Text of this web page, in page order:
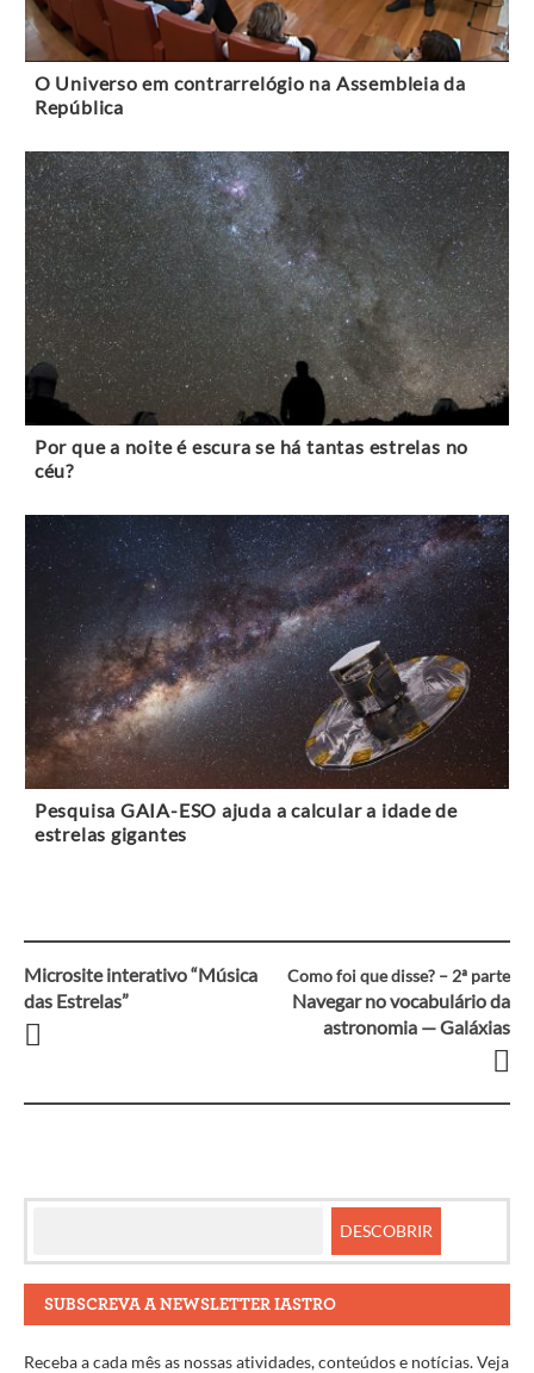
O Universo em contrarrelógio na Assembleia da
República
Por que a noite é escura se há tantas estrelas no
céu?
Pesquisa GAIA-ESO ajuda a calcular a idade de
estrelas gigantes
Navegação
entre
Microsite interativo “Música
das Estrelas”
Como foi que disse? – 2ª parte
Navegar no vocabulário da
astronomia — Galáxias
SUBSCREVA A NEWSLETTER IASTRO
Receba a cada mês as nossas atividades, conteúdos e notícias. Veja